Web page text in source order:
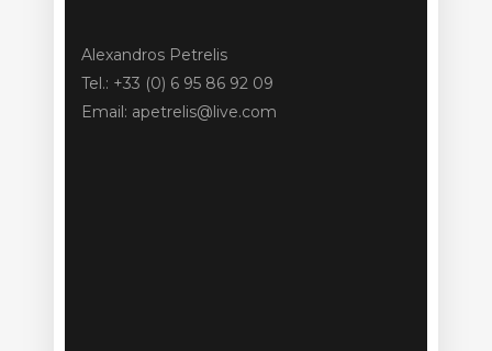
Alexandros Petrelis
Tel.: +33 (0) 6 95 86 92 09
Email: apetrelis@live.com